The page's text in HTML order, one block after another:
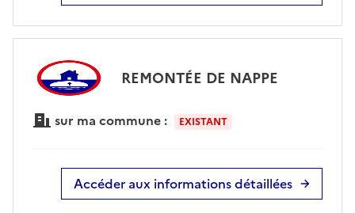
REMONTÉE DE NAPPE
sur ma commune : EXISTANT
Accéder aux informations détaillées